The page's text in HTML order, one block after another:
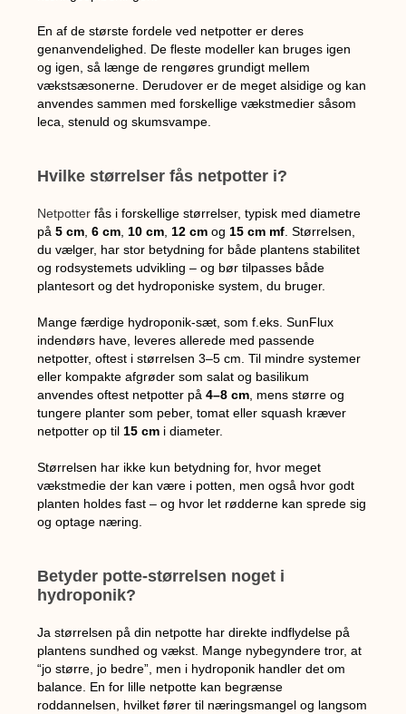
En af de største fordele ved netpotter er deres
genanvendelighed. De fleste modeller kan bruges igen
og igen, så længe de rengøres grundigt mellem
vækstsæsonerne. Derudover er de meget alsidige og kan
anvendes sammen med forskellige vækstmedier såsom
leca, stenuld og skumsvampe.
Hvilke størrelser fås netpotter i?
Netpotter fås i forskellige størrelser, typisk med diametre
på5 cm ,6 cm 10 cm 12 cm og 15 cm mf . Størrelsen,
du vælger, har stor betydning for både plantens stabilitet
og rodsystemets udvikling – og bør tilpasses både
plantesort og det hydroponiske system, du bruger.
Mange færdige hydroponik-sæt, som f.eks. SunFlux
indendørs have, leveres allerede med passende
netpotter, oftest i størrelsen 3–5 cm. Til mindre systemer
eller kompakte afgrøder som salat og basilikum
anvendes oftest netpotter på4–8 cm , mens større og
tungere planter som peber, tomat eller squash kræver
netpotter op til 15 cm i diameter.
Størrelsen har ikke kun betydning for, hvor meget
vækstmedie der kan være i potten, men også hvor godt
planten holdes fast – og hvor let rødderne kan sprede sig
og optage næring.
Betyder potte-størrelsen noget i
hydroponik?
Ja størrelsen på din netpotte har direkte indflydelse på
plantens sundhed og vækst. Mange nybegyndere tror, at
“jo større, jo bedre”, men i hydroponik handler det om
balance. En for lille netpotte kan begrænse
roddannelsen, hvilket fører til næringsmangel og langsom